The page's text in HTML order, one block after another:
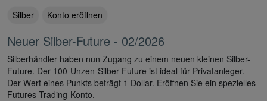
Silber Konto eröffnen
Neuer Silber-Future - 02/2026
Silberhändler haben nun Zugang zu einem neuen kleinen Silber-
Future. Der 100-Unzen-Silber-Future ist ideal für Privatanleger.
Der Wert eines Punkts beträgt 1 Dollar. Eröffnen Sie ein spezielles
Futures-Trading-Konto.